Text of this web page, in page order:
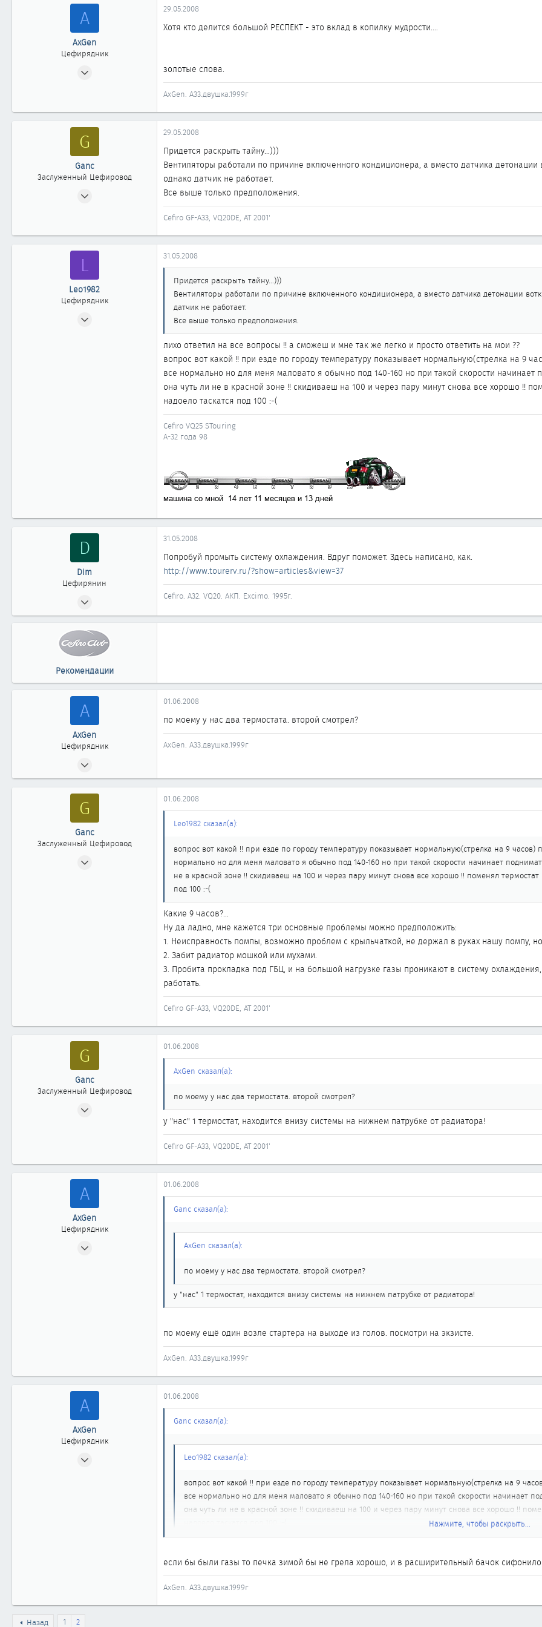
A
AxGen
Цефирядник
61
29.05.2008
Хотя кто делится большой РЕСПЕКТ - это вклад в копилку мудрости....
золотые слова.
AxGen. А33.двушка.1999г
G
Ganc
Заслуженный Цефировод
1 861
ЯНАО, Губкинский
www.ganc-cefiro.nm.ru
29.05.2008
Придется раскрыть тайну...)))
Вентиляторы работали по причине включенного кондиционера, а вместо датчика детонации
однако датчик не работает.
Все выше только предположения.
Cefiro GF-A33, VQ20DE, AT 2001'
L
Leo1982
Цефирядник
31.05.2008
Придется раскрыть тайну...)))
Вентиляторы работали по причине включенного кондиционера, а вместо датчика детонации
датчик не работает.
Все выше только предположения.
лихо ответил на все вопросы !! а сможеш и мне так же легко и просто ответить на мои ??
вопрос вот какой !! при езде по городу температуру показывает нормальную(стрелка на 9
все нормально но для меня маловато я обычно под 140-160 но при такой скорости
она чуть ли не в красной зоне !! скидиваеш на 100 и через пару минут снова все хорошо !!
надоело таскатся под 100 :-(
Cefiro VQ25 STouring
А-32 года 98
D
Dim
Цефирянин
397
31.05.2008
Попробуй промыть систему охлаждения. Вдруг поможет. Здесь написано, как.
http://www.tourerv.ru/?show=articles&view=37
Cefiro. А32. VQ20. АКП. Excimo. 1995г.
Рекомендации
A
AxGen
Цефирядник
293
01.06.2008
по моему у нас два термостата. второй смотрел?
AxGen. А33.двушка.1999г
G
Ganc
Заслуженный Цефировод
01.06.2008
Leo1982 сказал(а):
вопрос вот какой !! при езде по городу температуру показывает нормальную(стрелка на 9
нормально но для меня маловато я обычно под 140-160 но при такой скорости начинает
не в красной зоне !! скидиваеш на 100 и через пару минут снова все хорошо !! поменял
под 100 :-(
Какие 9 часов?...
Ну да ладно, мне кажется три основные проблемы можно предположить:
1. Неисправность помпы, возможно проблем с крыльчаткой, не держал в руках нашу помпу,
2. Забит радиатор мошкой или мухами.
3. Пробита прокладка под ГБЦ, и на большой нагрузке газы проникают в систему
работать.
Cefiro GF-A33, VQ20DE, AT 2001'
G
Ganc
Заслуженный Цефировод
ЯНАО, Губкинский
www.ganc-cefiro.nm.ru
01.06.2008
AxGen сказал(а):
по моему у нас два термостата. второй смотрел?
у "нас" 1 термостат, находится внизу системы на нижнем патрубке от радиатора!
Cefiro GF-A33, VQ20DE, AT 2001'
A
AxGen
Цефирядник
01.06.2008
Ganc сказал(а):
AxGen сказал(а):
по моему у нас два термостата. второй смотрел?
у "нас" 1 термостат, находится внизу системы на нижнем патрубке от радиатора!
по моему ещё один возле стартера на выходе из голов. посмотри на экзисте.
AxGen. А33.двушка.1999г
A
AxGen
Цефирядник
01.06.2008
Ganc сказал(а):
Leo1982 сказал(а):
вопрос вот какой !! при езде по городу температуру показывает нормальную(стрелка на 9
все нормально но для меня маловато я обычно под 140-160 но при такой скорости начинает
она чуть ли не в красной зоне !! скидиваеш на 100 и через пару минут снова все хорошо !!
Нажмите, чтобы раскрыть...
Ну да ладно, мне кажется три основные проблемы можно предположить:
1. Неисправность помпы, возможно проблем с крыльчаткой, не держал в руках нашу помпу, но
2. Забит радиатор мошкой или мухами.
Нажмите, чтобы раскрыть...
если бы были газы то печка зимой бы не грела хорошо, и в расширительный бачок
AxGen. А33.двушка.1999г
Назад 1 2